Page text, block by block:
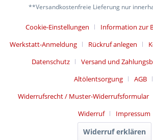
**Versandkostenfreie Lieferung nur
Cookie-Einstellungen
Information zur
Werkstatt-Anmeldung
Rückruf anlegen
Datenschutz
Versand und
Altölentsorgung
AGB
Widerrufsrecht / Muster-Widerrufsformular
Widerruf
Impressum
Widerruf erklären